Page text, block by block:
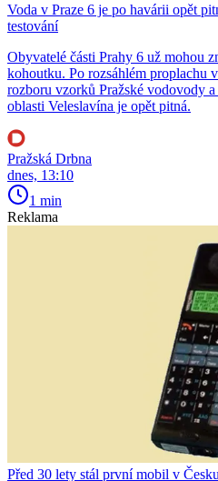
Voda v Praze 6 je po havárii opět
testování
Obyvatelé části Prahy 6 už mohou
kohoutku. Po rozsáhlém proplachu
rozboru vzorků Pražské vodovody
oblasti Veleslavína je opět pitná.
Pražská Drbna
dnes, 13:10
1 min
Reklama
Před 30 lety stál první mobil v